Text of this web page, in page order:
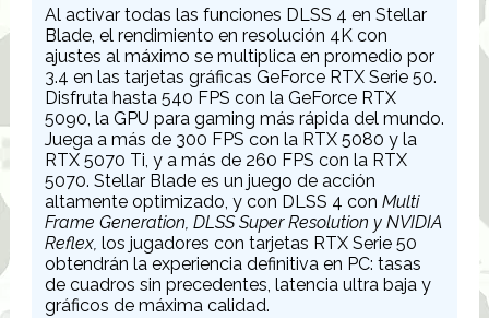
Al activar todas las funciones DLSS 4 en Stellar
Blade, el rendimiento en resolución 4K con
ajustes al máximo se multiplica en promedio por
3.4 en las tarjetas gráficas GeForce RTX Serie 50.
Disfruta hasta 540 FPS con la GeForce RTX
5090, la GPU para gaming más rápida del mundo.
Juega a más de 300 FPS con la RTX 5080 y la
RTX 5070 Ti, y a más de 260 FPS con la RTX
5070. Stellar Blade es un juego de acción
altamente optimizado, y con DLSS 4 con Multi
Frame Generation, DLSS Super Resolution y NVIDIA
Reflex, los jugadores con tarjetas RTX Serie 50
obtendrán la experiencia definitiva en PC: tasas
de cuadros sin precedentes, latencia ultra baja y
gráficos de máxima calidad.